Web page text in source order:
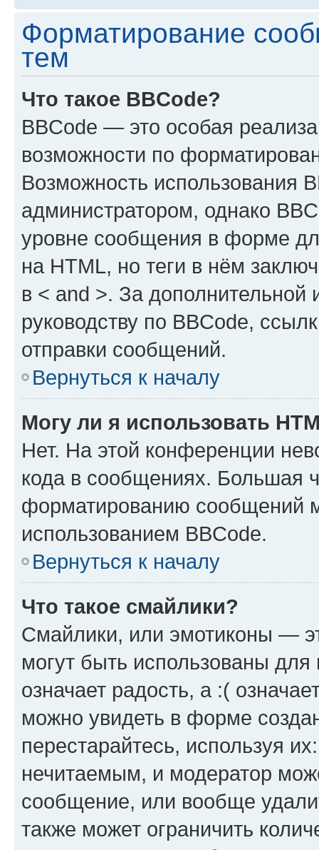
Форматирование
тем
Что такое BBCode?
BBCode — это особая
возможности по
Возможность использования
администратором, однако
уровне сообщения в форме
на HTML, но теги в нём
в < and >. За
руководству по BBCode,
отправки сообщений.
Вернуться к началу
Могу ли я использовать
Нет. На этой конференции
кода в сообщениях. Большая
форматированию сообщений
использованием BBCode.
Вернуться к началу
Что такое смайлики?
Смайлики, или эмотиконы —
могут быть использованы
означает радость, а :(
можно увидеть в форме
перестарайтесь, используя
нечитаемым, и модератор
сообщение, или вообще
также может ограничить